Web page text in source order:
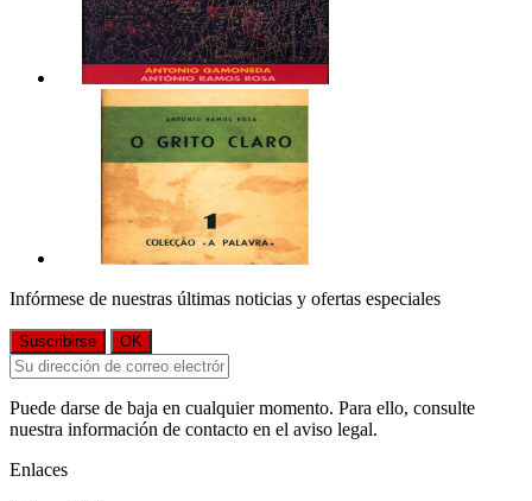
Infórmese de nuestras últimas noticias y ofertas especiales
Puede darse de baja en cualquier momento. Para ello, consulte
nuestra información de contacto en el aviso legal.
Enlaces